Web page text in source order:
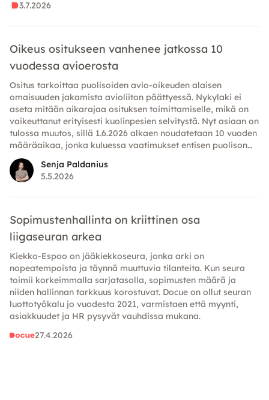
3.7.2026
Oikeus ositukseen vanhenee jatkossa 10
vuodessa avioerosta
Ositus tarkoittaa puolisoiden avio-oikeuden alaisen
omaisuuden jakamista avioliiton päättyessä. Nykylaki ei
aseta mitään aikarajaa osituksen toimittamiselle, mikä on
vaikeuttanut erityisesti kuolinpesien selvitystä. Nyt asiaan on
tulossa muutos, sillä 1.6.2026 alkaen noudatetaan 10 vuoden
määräaikaa, jonka kuluessa vaatimukset entisen puolison
omaisuutta kohtaan on esitettävä.
Senja Paldanius
5.5.2026
Sopimustenhallinta on kriittinen osa
liigaseuran arkea
Kiekko-Espoo on jääkiekkoseura, jonka arki on
nopeatempoista ja täynnä muuttuvia tilanteita. Kun seura
toimii korkeimmalla sarjatasolla, sopimusten määrä ja
niiden hallinnan tarkkuus korostuvat. Docue on ollut seuran
luottotyökalu jo vuodesta 2021, varmistaen että myynti,
asiakkuudet ja HR pysyvät vauhdissa mukana.
27.4.2026